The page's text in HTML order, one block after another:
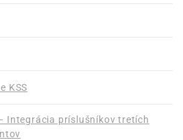
KSS
Integrácia príslušníkov tretích